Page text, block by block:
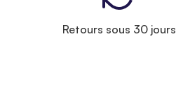
Retours sous 30 jours